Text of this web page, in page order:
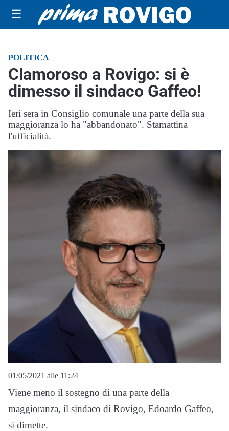
☰
POLITICA
Clamoroso a Rovigo: si è
dimesso il sindaco Gaffeo!
Ieri sera in Consiglio comunale una parte della sua
maggioranza lo ha "abbandonato". Stamattina
l'ufficialità.
01/05/2021 alle 11:24
Viene meno il sostegno di una parte della
maggioranza, il sindaco di Rovigo, Edoardo Gaffeo,
si dimette.